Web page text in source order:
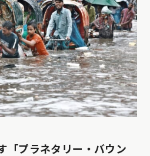
「プラネタリー・バウン